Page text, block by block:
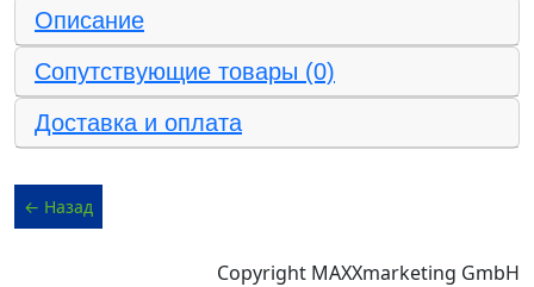
Описание
Сопутствующие товары (0)
Доставка и оплата
Copyright MAXXmarketing GmbH